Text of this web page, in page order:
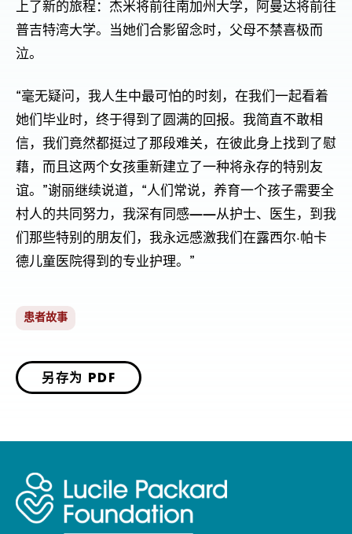
上了新的旅程：杰米将前往南加州大学，阿曼达将前往
普吉特湾大学。当她们合影留念时，父母不禁喜极而
泣。
“毫无疑问，我人生中最可怕的时刻，在我们一起看着
她们毕业时，终于得到了圆满的回报。我简直不敢相
信，我们竟然都挺过了那段难关，在彼此身上找到了慰
藉，而且这两个女孩重新建立了一种将永存的特别友
谊。”谢丽继续说道，“人们常说，养育一个孩子需要全
村人的共同努力，我深有同感——从护士、医生，到我
们那些特别的朋友们，我永远感激我们在露西尔·帕卡
德儿童医院得到的专业护理。”
患者故事
另存为 PDF